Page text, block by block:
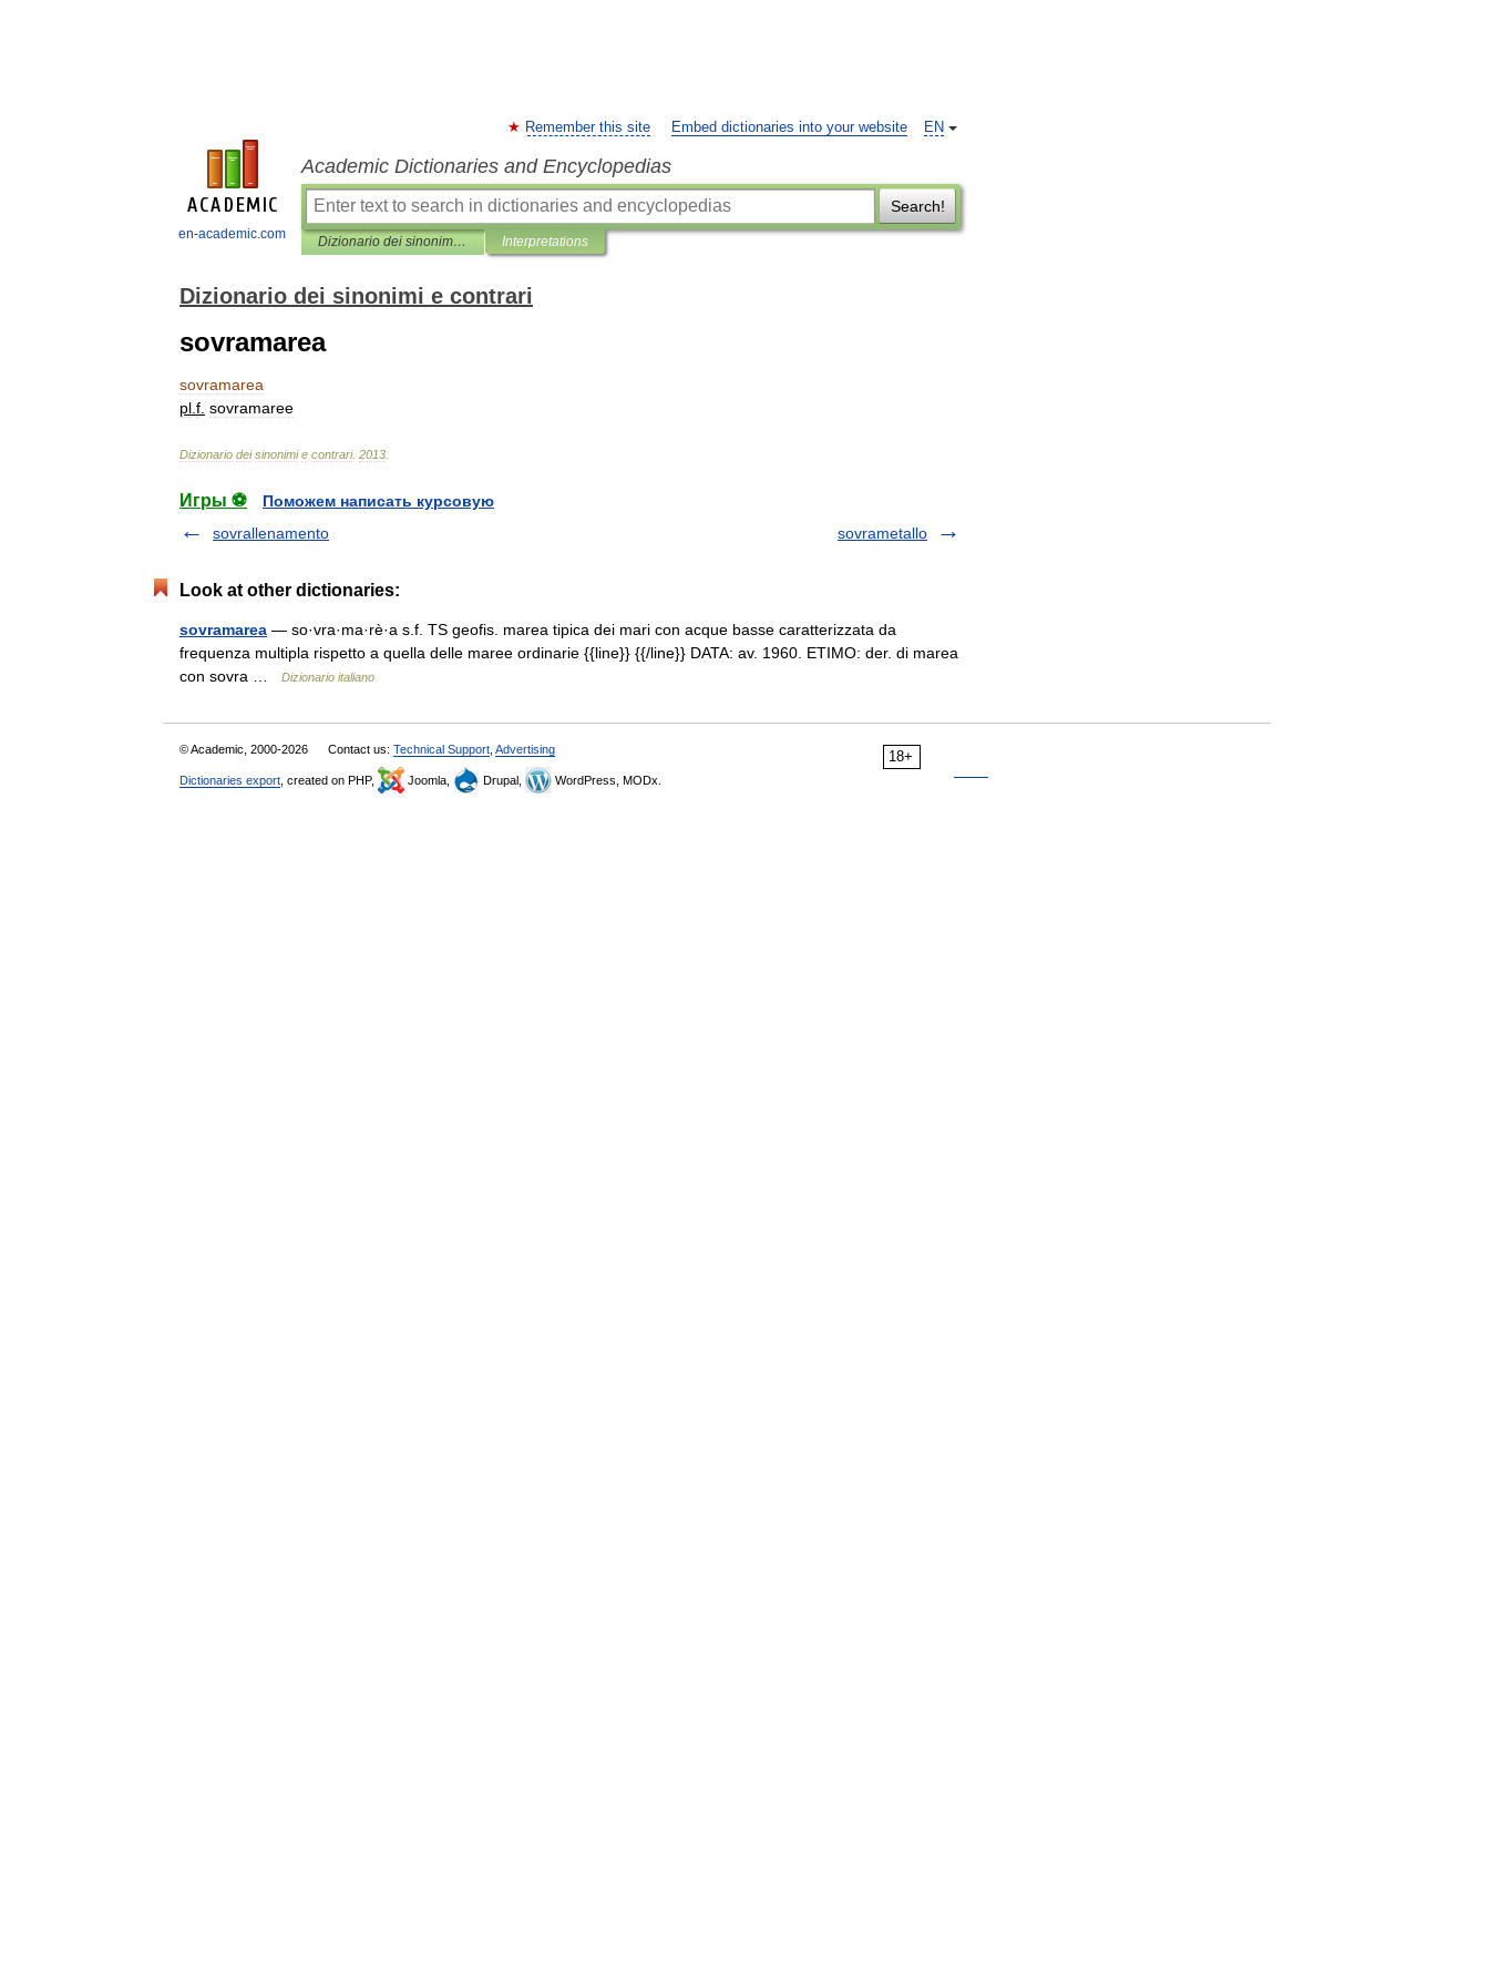
en-academic.com
EN
Remember this site Embed dictionaries into your website
Academic Dictionaries and Encyclopedias
Search!
Dizionario dei sinonimi e contrari Interpretations
Dizionario dei sinonimi e contrari
sovramarea
sovramarea
pl f sovramaree
Dizionario dei sinonimi e contrari. 2013
Игры ⚽
Поможем написать курсовую
sovrallenamento
sovrametallo
Look at other dictionaries:
sovramarea — so·vra·ma·rè·a s.f. TS geofis. marea tipica dei mari con acque basse caratterizzata da
frequenza multipla rispetto a quella delle maree ordinarie {{line}} {{/line}} DATA: av. 1960. ETIMO: der. di marea
con sovra …
Dizionario italiano
18+
© Academic, 2000-2026 Contact us: Technical Support Advertising
Dictionaries export , created on PHP, Joomla, Drupal, WordPress, MODx.